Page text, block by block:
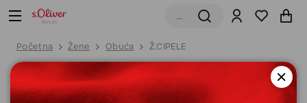
Početna Žene Obuća Ž.CIPELE